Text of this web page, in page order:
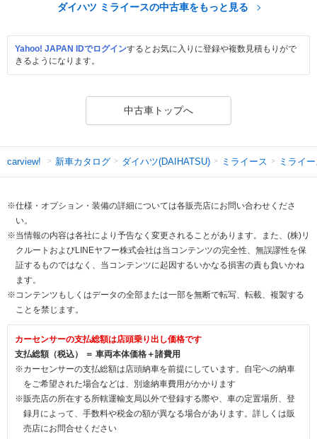
ダイハツ ミライースの中古車をもっと見る
Yahoo! JAPAN IDでログインするとお気に入りに登録や複数見積もりがで
きるようになります。
中古車トップへ
carview! 新車カタログ ダイハツ(DAIHATSU) ミライース ミライ
※仕様・オプション・装備の詳細については各販売店にお問い合わせくださ
い。
※当情報の内容は各社により予告なく変更されることがあります。また、(株)リ
クルートおよびLINEヤフー株式会社は当コンテンツの完全性、無誤謬性を保
証するものではなく、当コンテンツに起因するいかなる損害の責も負いかね
ます。
※コンテンツもしくはデータの全部または一部を無断で転写、転載、複製する
ことを禁じます。
カーセンサーの支払総額は店頭乗り出し価格です
支払総額（税込） ＝ 車両本体価格＋諸費用
※カーセンサーの支払総額は店頭納車を前提にしています。自宅への納車
をご希望された場合などは、別途納車費用がかかります
※販売店の所在する所轄運輸支局以外で登録する際や、車の定置場所、登
録月によって、手数料や税金の額が異なる場合があります。詳しくは販
売店にお問合せください